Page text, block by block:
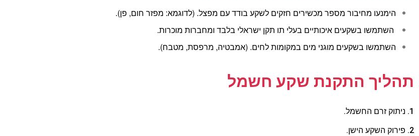
הימנעו מחיבור מספר מכשירים חזקים לשקע בודד עם מפצל. (לדוגמא: מפזר חום, פן).
השתמשו בשקעים איכותיים בעלי תו תקן ישראלי בלבד ומחברות מוכרות.
השתמשו בשקעים מוגני מים במקומות לחים. (אמבטיה, מרפסת, מטבח).
תהליך התקנת שקע חשמל
1. ניתוק זרם החשמל.
2. פירוק השקע הישן.